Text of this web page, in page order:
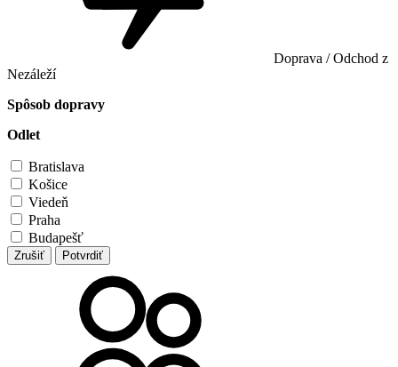
Doprava / Odchod z
Nezáleží
Spôsob dopravy
Odlet
Bratislava
Košice
Viedeň
Praha
Budapešť
Zrušiť Potvrdiť